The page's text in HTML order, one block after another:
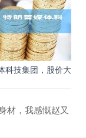
科技集团，股价大
材，我感慨赵又